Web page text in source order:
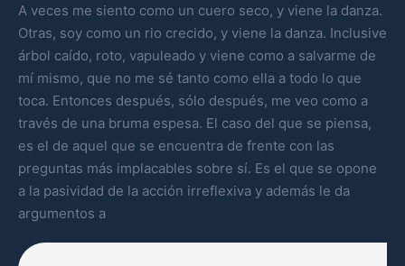
A veces me siento como un cuero seco, y viene la danza.
Otras, soy como un rio crecido, y viene la danza. Inclusive
árbol caído, roto, vapuleado y viene como a salvarme de
mí mismo, que no me sé tanto como ella a todo lo que
toca. Entonces después, sólo después, me veo como a
través de una bruma espesa. El caso del que se piensa,
es el de aquel que se encuentra de frente con las
preguntas más implacables sobre sí. Es el que se opone
a la pasividad de la acción irreflexiva y además le da
argumentos a